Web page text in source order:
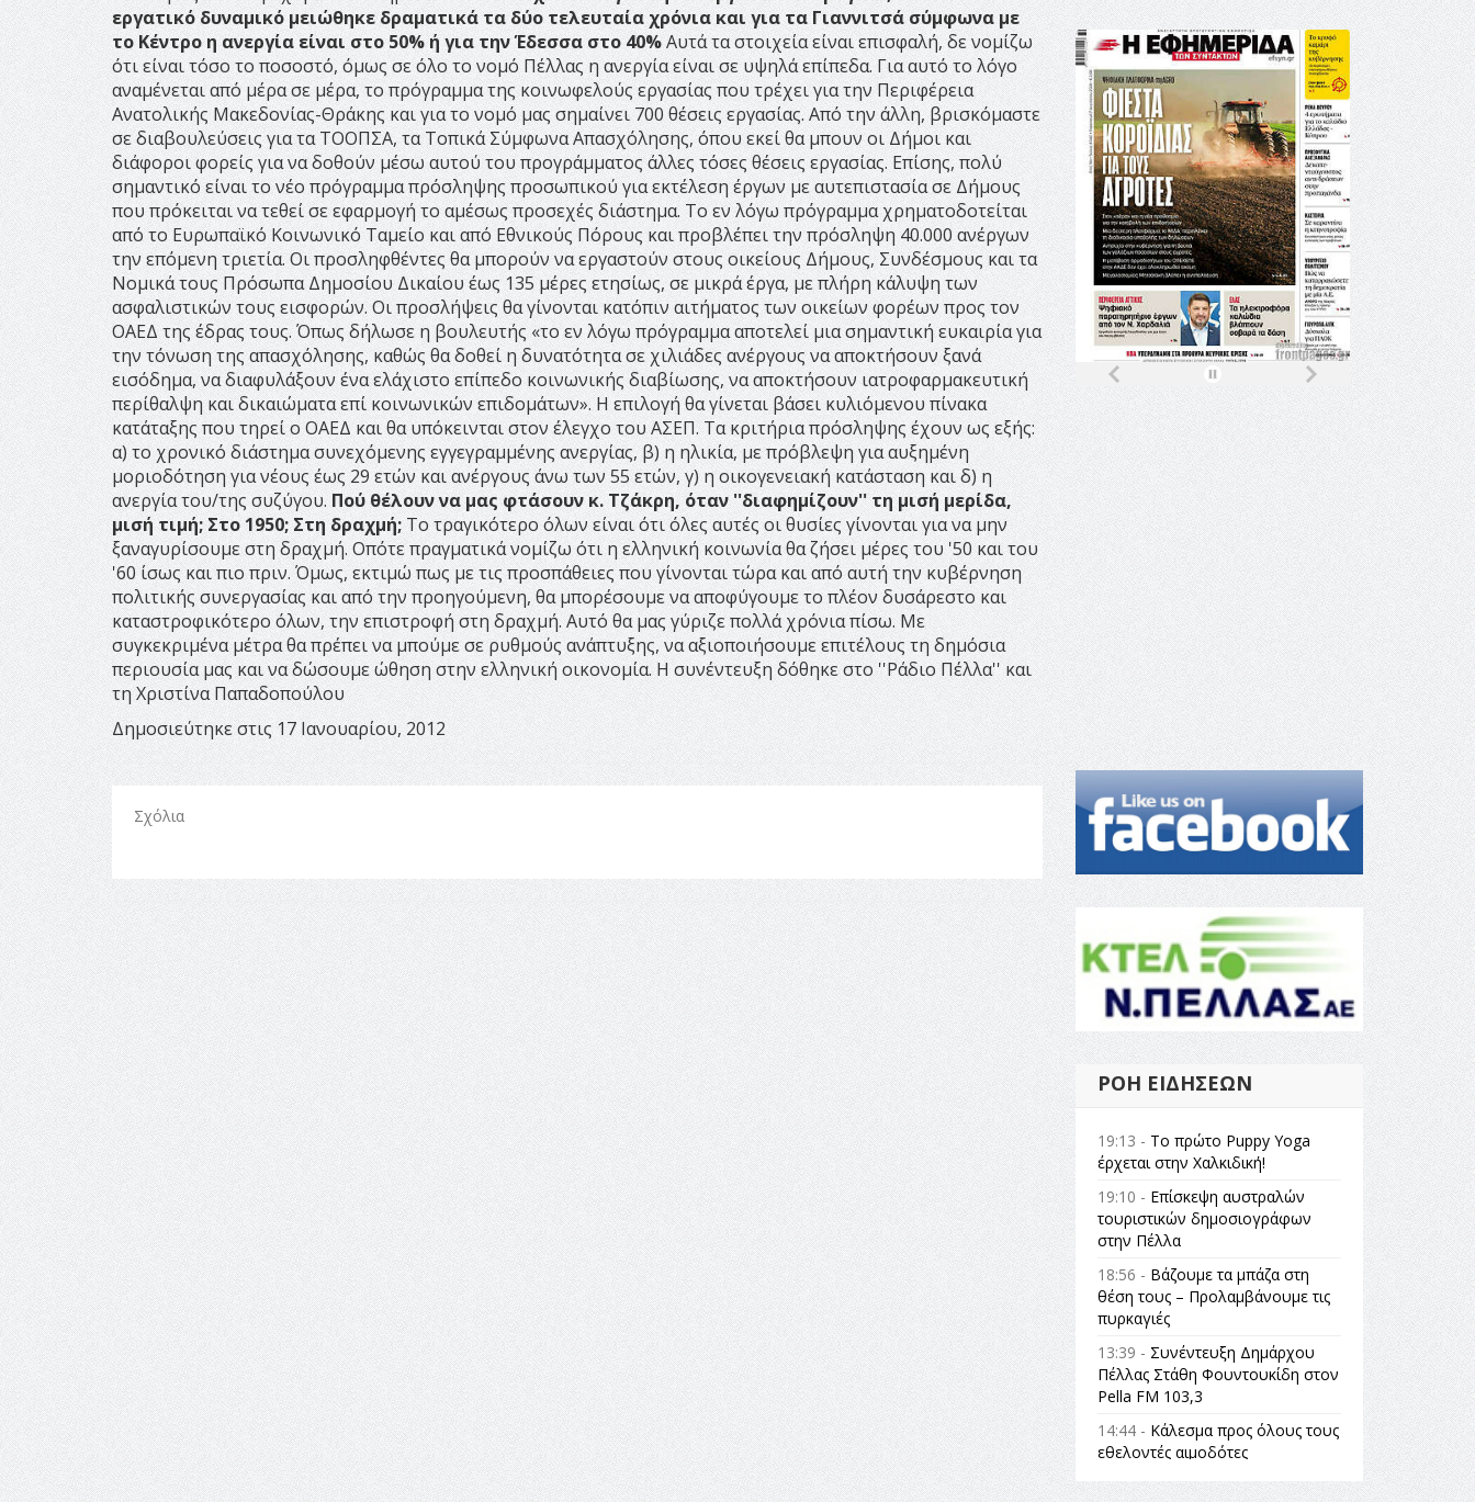
εργατικό δυναμικό μειώθηκε δραματικά τα δύο τελευταία χρόνια και για τα Γιαννιτσά σύμφωνα με
το Κέντρο η ανεργία είναι στο 50% ή για την Έδεσσα στο 40%Αυτά τα στοιχεία είναι επισφαλή, δε νομίζω
ότι είναι τόσο το ποσοστό, όμως σε όλο το νομό Πέλλας η ανεργία είναι σε υψηλά επίπεδα. Για αυτό το λόγο
αναμένεται από μέρα σε μέρα, το πρόγραμμα της κοινωφελούς εργασίας που τρέχει για την Περιφέρεια
Ανατολικής Μακεδονίας-Θράκης και για το νομό μας σημαίνει 700 θέσεις εργασίας. Από την άλλη, βρισκόμαστε
σε διαβουλεύσεις για τα ΤΟΟΠΣΑ, τα Τοπικά Σύμφωνα Απασχόλησης, όπου εκεί θα μπουν οι Δήμοι και
διάφοροι φορείς για να δοθούν μέσω αυτού του προγράμματος άλλες τόσες θέσεις εργασίας. Επίσης, πολύ
σημαντικό είναι το νέο πρόγραμμα πρόσληψης προσωπικού για εκτέλεση έργων με αυτεπιστασία σε Δήμους
που πρόκειται να τεθεί σε εφαρμογή το αμέσως προσεχές διάστημα. Το εν λόγω πρόγραμμα χρηματοδοτείται
από το Ευρωπαϊκό Κοινωνικό Ταμείο και από Εθνικούς Πόρους και προβλέπει την πρόσληψη 40.000 ανέργων
την επόμενη τριετία. Οι προσληφθέντες θα μπορούν να εργαστούν στους οικείους Δήμους, Συνδέσμους και τα
Νομικά τους Πρόσωπα Δημοσίου Δικαίου έως 135 μέρες ετησίως, σε μικρά έργα, με πλήρη κάλυψη των
ασφαλιστικών τους εισφορών. Οι προσλήψεις θα γίνονται κατόπιν αιτήματος των οικείων φορέων προς τον
ΟΑΕΔ της έδρας τους. Όπως δήλωσε η βουλευτής «το εν λόγω πρόγραμμα αποτελεί μια σημαντική ευκαιρία για
την τόνωση της απασχόλησης, καθώς θα δοθεί η δυνατότητα σε χιλιάδες ανέργους να αποκτήσουν ξανά
εισόδημα, να διαφυλάξουν ένα ελάχιστο επίπεδο κοινωνικής διαβίωσης, να αποκτήσουν ιατροφαρμακευτική
περίθαλψη και δικαιώματα επί κοινωνικών επιδομάτων». Η επιλογή θα γίνεται βάσει κυλιόμενου πίνακα
κατάταξης που τηρεί ο ΟΑΕΔ και θα υπόκεινται στον έλεγχο του ΑΣΕΠ. Τα κριτήρια πρόσληψης έχουν ως εξής:
α) το χρονικό διάστημα συνεχόμενης εγγεγραμμένης ανεργίας, β) η ηλικία, με πρόβλεψη για αυξημένη
μοριοδότηση για νέους έως 29 ετών και ανέργους άνω των 55 ετών, γ) η οικογενειακή κατάσταση και δ) η
ανεργία του/της συζύγου. Πού θέλουν να μας φτάσουν κ. Τζάκρη, όταν ''διαφημίζουν'' τη μισή μερίδα,
μισή τιμή; Στο 1950; Στη δραχμή;Το τραγικότερο όλων είναι ότι όλες αυτές οι θυσίες γίνονται για να μην
ξαναγυρίσουμε στη δραχμή. Οπότε πραγματικά νομίζω ότι η ελληνική κοινωνία θα ζήσει μέρες του '50 και του
'60 ίσως και πιο πριν. Όμως, εκτιμώ πως με τις προσπάθειες που γίνονται τώρα και από αυτή την κυβέρνηση
πολιτικής συνεργασίας και από την προηγούμενη, θα μπορέσουμε να αποφύγουμε το πλέον δυσάρεστο και
καταστροφικότερο όλων, την επιστροφή στη δραχμή. Αυτό θα μας γύριζε πολλά χρόνια πίσω. Με
συγκεκριμένα μέτρα θα πρέπει να μπούμε σε ρυθμούς ανάπτυξης, να αξιοποιήσουμε επιτέλους τη δημόσια
περιουσία μας και να δώσουμε ώθηση στην ελληνική οικονομία. Η συνέντευξη δόθηκε στο ''Ράδιο Πέλλα'' και
τη Χριστίνα Παπαδοπούλου
Δημοσιεύτηκε στις 17 Ιανουαρίου, 2012
Σχόλια
ΡΟΉ ΕΙΔΉΣΕΩΝ
19:13 - Το πρώτο Puppy Yoga
έρχεται στην Χαλκιδική!
19:10 - Επίσκεψη αυστραλών
τουριστικών δημοσιογράφων
στην Πέλλα
18:56 - Βάζουμε τα μπάζα στη
θέση τους – Προλαμβάνουμε τις
πυρκαγιές
13:39 - Συνέντευξη Δημάρχου
Πέλλας Στάθη Φουντουκίδη στον
Pella FM 103,3
14:44 - Κάλεσμα προς όλους τους
εθελοντές αιμοδότες
14:23 -Όλη η Ελλάδα ένας